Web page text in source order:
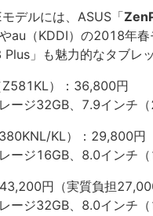
デルには、ASUS「
やau（KDDI）の2018年
」も魅力的なタブレッ
Z581KL）：36,800円
ージ32GB、7.9インチ
KL）：29,800円
ージ16GB、8.0インチ（
円（実質負担
ージ32GB、8.0インチ